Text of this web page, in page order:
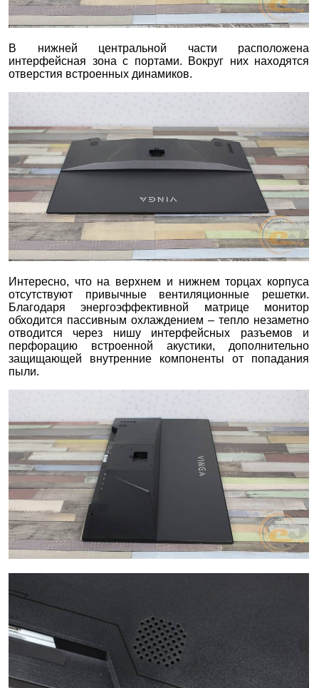
В нижней центральной части расположена
интерфейсная зона с портами. Вокруг них находятся
отверстия встроенных динамиков.
Интересно, что на верхнем и нижнем торцах корпуса
отсутствуют привычные вентиляционные решетки.
Благодаря энергоэффективной матрице монитор
обходится пассивным охлаждением – тепло незаметно
отводится через нишу интерфейсных разъемов и
перфорацию встроенной акустики, дополнительно
защищающей внутренние компоненты от попадания
пыли.